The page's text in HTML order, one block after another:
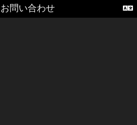
お問い合わせ